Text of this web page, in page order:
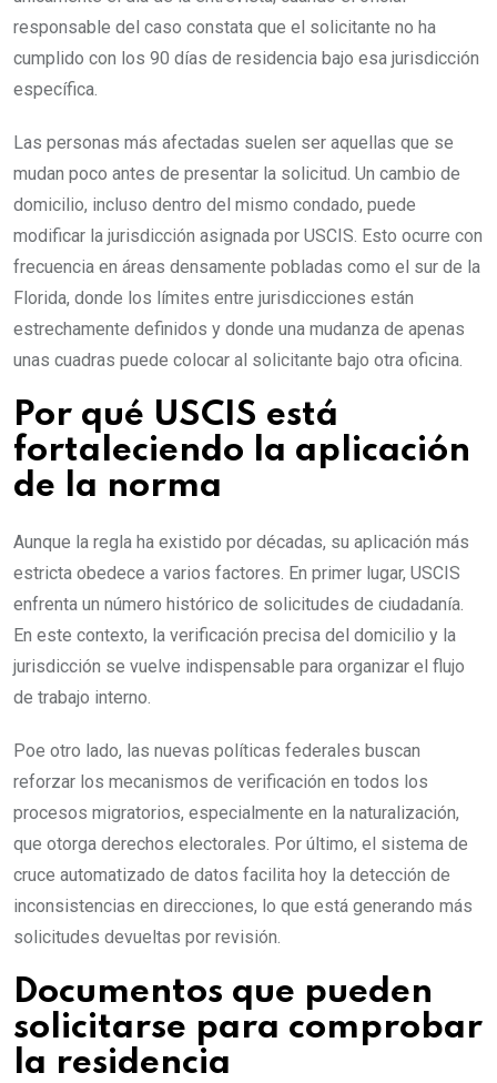
responsable del caso constata que el solicitante no ha
cumplido con los 90 días de residencia bajo esa jurisdicción
específica.
Las personas más afectadas suelen ser aquellas que se
mudan poco antes de presentar la solicitud. Un cambio de
domicilio, incluso dentro del mismo condado, puede
modificar la jurisdicción asignada por USCIS. Esto ocurre con
frecuencia en áreas densamente pobladas como el sur de la
Florida, donde los límites entre jurisdicciones están
estrechamente definidos y donde una mudanza de apenas
unas cuadras puede colocar al solicitante bajo otra oficina.
Por qué USCIS está
fortaleciendo la aplicación
de la norma
Aunque la regla ha existido por décadas, su aplicación más
estricta obedece a varios factores. En primer lugar, USCIS
enfrenta un número histórico de solicitudes de ciudadanía.
En este contexto, la verificación precisa del domicilio y la
jurisdicción se vuelve indispensable para organizar el flujo
de trabajo interno.
Poe otro lado, las nuevas políticas federales buscan
reforzar los mecanismos de verificación en todos los
procesos migratorios, especialmente en la naturalización,
que otorga derechos electorales. Por último, el sistema de
cruce automatizado de datos facilita hoy la detección de
inconsistencias en direcciones, lo que está generando más
solicitudes devueltas por revisión.
Documentos que pueden
solicitarse para comprobar
la residencia